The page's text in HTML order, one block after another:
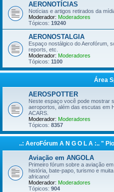
AERONOTÍCIAS
Notícias e artigos retirados da
Moderador: Moderadores
Tópicos: 19240
AERONOSTALGIA
Espaço nostálgico do Aerofórum,
reports, etc.
Moderador: Moderadores
Tópicos: 1100
Área
AEROSPOTTER
Neste espaço você pode mostrar
aeroportos, além das escutas em
ACARS.
Moderador: Moderadores
Tópicos: 8357
..: AeroFórum A N G O L A :.. "
Aviação em ANGOLA
Primeiro fórum sobre a aviação
história, bate-papo, turismo e
africano!
Moderador: Moderadores
Tópicos: 904